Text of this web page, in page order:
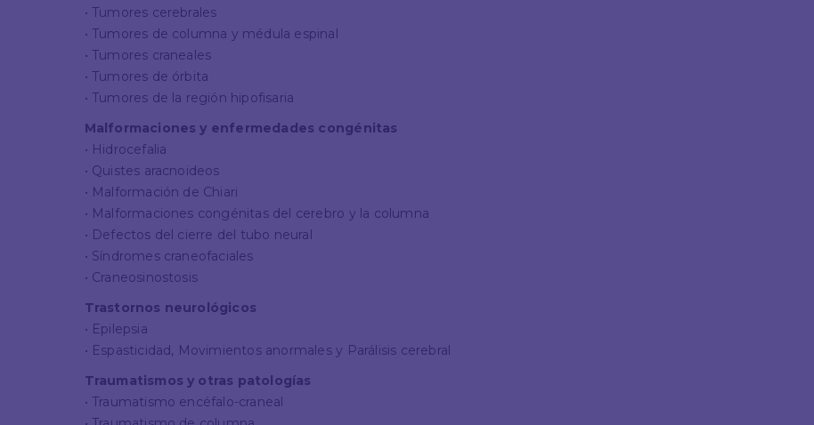
• Tumores cerebrales
• Tumores de columna y médula espinal
• Tumores craneales
• Tumores de órbita
• Tumores de la región hipofisaria
Malformaciones y enfermedades congénitas
• Hidrocefalia
• Quistes aracnoideos
• Malformación de Chiari
• Malformaciones congénitas del cerebro y la columna
• Defectos del cierre del tubo neural
• Síndromes craneofaciales
• Craneosinostosis
Trastornos neurológicos
• Epilepsia
• Espasticidad, Movimientos anormales y Parálisis cerebral
Traumatismos y otras patologías
• Traumatismo encéfalo-craneal